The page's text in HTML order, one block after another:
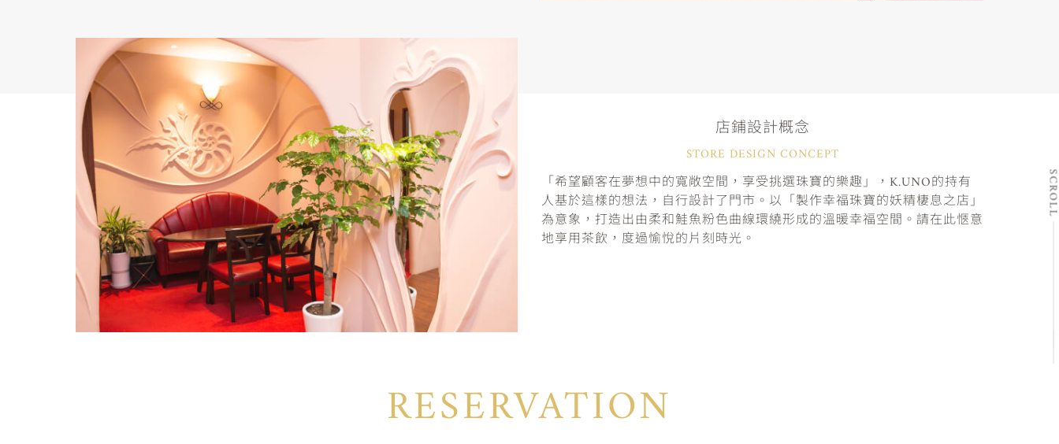
店鋪設計概念
STORE DESIGN CONCEPT
「希望顧客在夢想中的寬敞空間，享受挑選珠寶的樂趣」，K.UNO的持有
人基於這樣的想法，自行設計了門市。以「製作幸福珠寶的妖精棲息之店」
為意象，打造出由柔和鮭魚粉色曲線環繞形成的溫暖幸福空間。請在此愜意
地享用茶飲，度過愉悅的片刻時光。
RESERVATION